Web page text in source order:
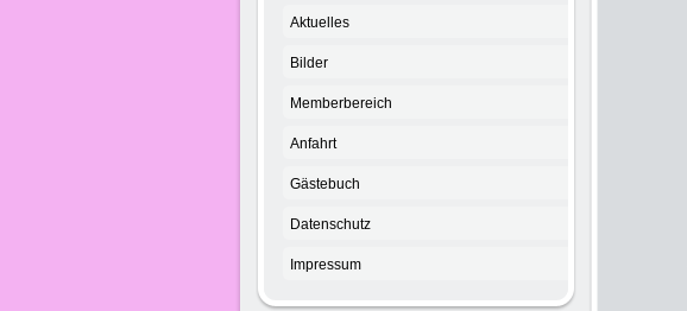
Aktuelles
Bilder
Memberbereich
Anfahrt
Gästebuch
Datenschutz
Impressum